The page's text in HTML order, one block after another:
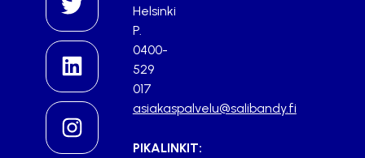
Helsinki
P.
0400-
529
017
asiakaspalvelu@salibandy.fi
PIKALINKIT: